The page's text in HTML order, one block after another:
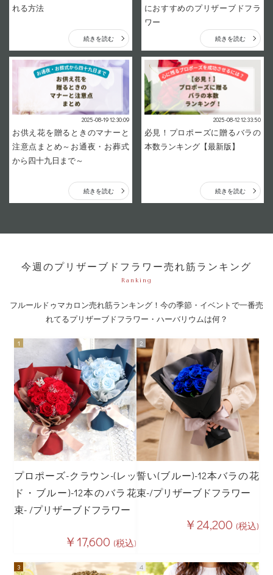
れる方法
続きを読む
におすすめのプリザーブドフラ
ワー
続きを読む
2025-08-19 12:30:09
お供え花を贈るときのマナーと
注意点まとめ～お通夜・お葬式
から四十九日まで～
続きを読む
2025-08-12 12:33:50
必見！プロポーズに贈るバラの
本数ランキング【最新版】
続きを読む
今週のプリザーブドフラワー売れ筋ランキング
Ranking
フルールドゥマカロン売れ筋ランキング！今の季節・イベントで一番売
れてるプリザーブドフラワー・ハーバリウムは何？
プロポーズ-クラウン-(レッ
ド・ブルー)-12本のバラ花
束- /プリザーブドフラワー
￥17,600 (税込)
誓い(ブルー)-12本バラの花
束-/プリザーブドフラワー
￥24,200 (税込)